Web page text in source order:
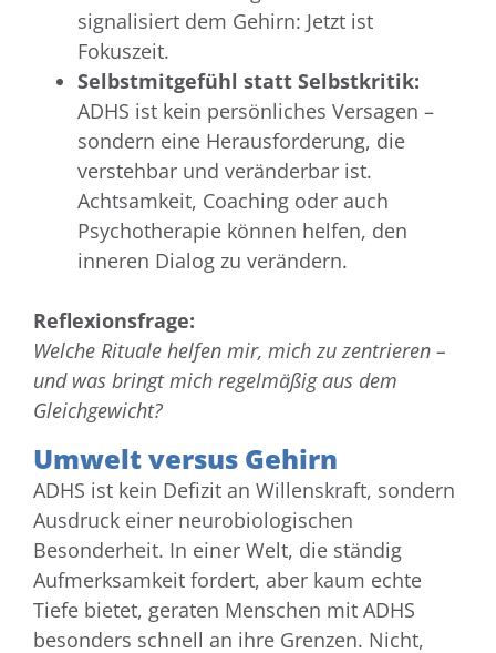
signalisiert dem Gehirn: Jetzt ist
Fokuszeit.
Selbstmitgefühl statt Selbstkritik:
ADHS ist kein persönliches Versagen –
sondern eine Herausforderung, die
verstehbar und veränderbar ist.
Achtsamkeit, Coaching oder auch
Psychotherapie können helfen, den
inneren Dialog zu verändern.
Reflexionsfrage:
Welche Rituale helfen mir, mich zu zentrieren –
und was bringt mich regelmäßig aus dem
Gleichgewicht?
Umwelt versus Gehirn
ADHS ist kein Defizit an Willenskraft, sondern
Ausdruck einer neurobiologischen
Besonderheit. In einer Welt, die ständig
Aufmerksamkeit fordert, aber kaum echte
Tiefe bietet, geraten Menschen mit ADHS
besonders schnell an ihre Grenzen. Nicht,